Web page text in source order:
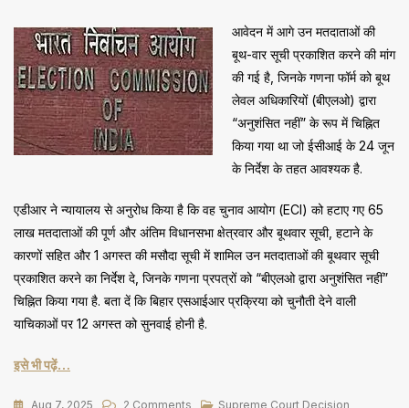
आवेदन में आगे उन मतदाताओं की
बूथ-वार सूची प्रकाशित करने की मांग
की गई है, जिनके गणना फॉर्म को बूथ
लेवल अधिकारियों (बीएलओ) द्वारा
“अनुशंसित नहीं” के रूप में चिह्नित
किया गया था जो ईसीआई के 24 जून
के निर्देश के तहत आवश्यक है.
एडीआर ने न्यायालय से अनुरोध किया है कि वह चुनाव आयोग (ECI) को हटाए गए 65
लाख मतदाताओं की पूर्ण और अंतिम विधानसभा क्षेत्रवार और बूथवार सूची, हटाने के
कारणों सहित और 1 अगस्त की मसौदा सूची में शामिल उन मतदाताओं की बूथवार सूची
प्रकाशित करने का निर्देश दे, जिनके गणना प्रपत्रों को “बीएलओ द्वारा अनुशंसित नहीं”
चिह्नित किया गया है. बता दें कि बिहार एसआईआर प्रक्रिया को चुनौती देने वाली
याचिकाओं पर 12 अगस्त को सुनवाई होनी है.
इसे भी पढ़ें…
Aug 7, 2025 2 Comments On Supreme Court Decision